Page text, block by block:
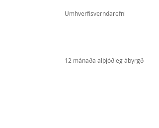
Umhverfisverndarefni
12 mánaða alþjóðleg ábyrgð